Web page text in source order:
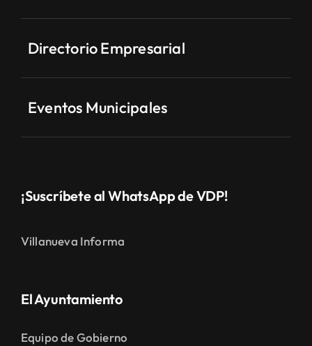
Directorio Empresarial
Eventos Municipales
¡Suscríbete al WhatsApp de VDP!
Villanueva Informa
El Ayuntamiento
Equipo de Gobierno